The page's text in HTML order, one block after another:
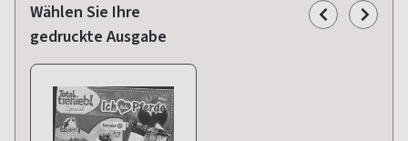
Wählen Sie Ihre
gedruckte Ausgabe